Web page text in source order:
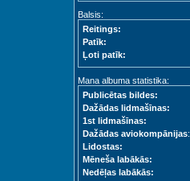
Balsis:
Reitings:
Patīk:
Ļoti patīk:
Mana albuma statistika:
Publicētas bildes:
Dažādas lidmašīnas:
1st lidmašīnas:
Dažādas aviokompānijas:
Lidostas:
Mēneša labākās:
Nedēļas labākās: